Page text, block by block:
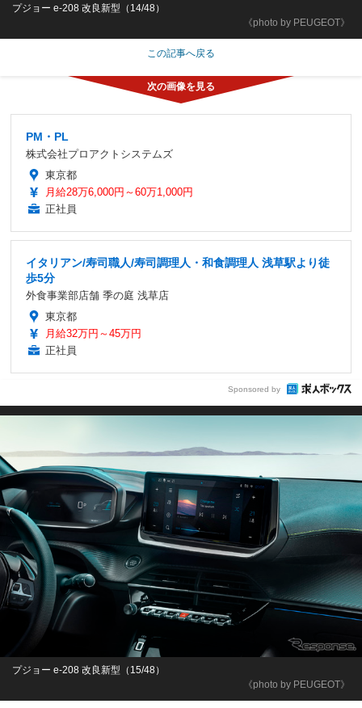
《photo by PEUGEOT》
プジョー e-208 改良新型（14/48）
この記事へ戻る
PM・PL
株式会社プロアクトシステムズ
東京都
月給28万6,000円～60万1,000円
正社員
イタリアン/寿司職人/寿司調理人・和食調理人 浅草駅より徒
歩5分
外食事業部店舗 季の庭 浅草店
東京都
月給32万円～45万円
正社員
Sponsored by
《photo by PEUGEOT》
プジョー e-208 改良新型（15/48）